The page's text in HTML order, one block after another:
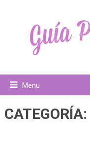
Menu
CATEGORÍA: